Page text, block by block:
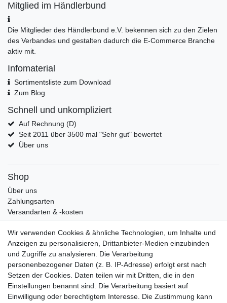
Mitglied im Händlerbund
Die Mitglieder des Händlerbund e.V. bekennen sich zu den Zielen
des Verbandes und gestalten dadurch die E-Commerce Branche
aktiv mit.
Infomaterial
Sortimentsliste zum Download
Zum Blog
Schnell und unkompliziert
Auf Rechnung (D)
Seit 2011 über 3500 mal "Sehr gut" bewertet
Über uns
Shop
Über uns
Zahlungsarten
Versandarten & -kosten
Widerrufsrecht
Warenkorb
Zur Kasse
Mein Konto
Kundenkonto eröffnen
Im Kundenkonto anmelden
Wunschliste
Wir verwenden Cookies & ähnliche Technologien, um Inhalte und
Anzeigen zu personalisieren, Drittanbieter-Medien einzubinden
und Zugriffe zu analysieren. Die Verarbeitung
personenbezogener Daten (z. B. IP-Adresse) erfolgt erst nach
Setzen der Cookies. Daten teilen wir mit Dritten, die in den
Einstellungen benannt sind. Die Verarbeitung basiert auf
Einwilligung oder berechtigtem Interesse. Die Zustimmung kann